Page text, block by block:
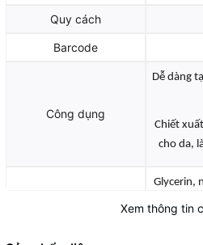
Quy cách
Barcode
Công dụng
Dễ dàng
Chiết
cho da,
Glycerin,
K
Xem thông tin